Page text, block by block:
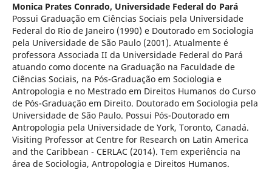
Monica Prates Conrado, Universidade Federal do Pará
Possui Graduação em Ciências Sociais pela Universidade
Federal do Rio de Janeiro (1990) e Doutorado em Sociologia
pela Universidade de São Paulo (2001). Atualmente é
professora Associada II da Universidade Federal do Pará
atuando como docente na Graduação na Faculdade de
Ciências Sociais, na Pós-Graduação em Sociologia e
Antropologia e no Mestrado em Direitos Humanos do Curso
de Pós-Graduação em Direito. Doutorado em Sociologia pela
Universidade de São Paulo. Possui Pós-Doutorado em
Antropologia pela Universidade de York, Toronto, Canadá.
Visiting Professor at Centre for Research on Latin America
and the Caribbean - CERLAC (2014). Tem experiência na
área de Sociologia, Antropologia e Direitos Humanos.